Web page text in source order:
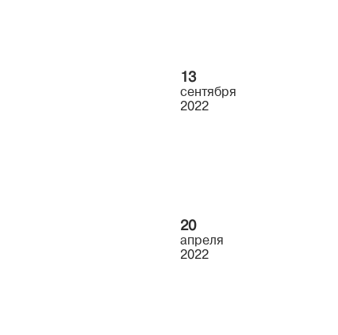
13
сентября
2022
20
апреля
2022